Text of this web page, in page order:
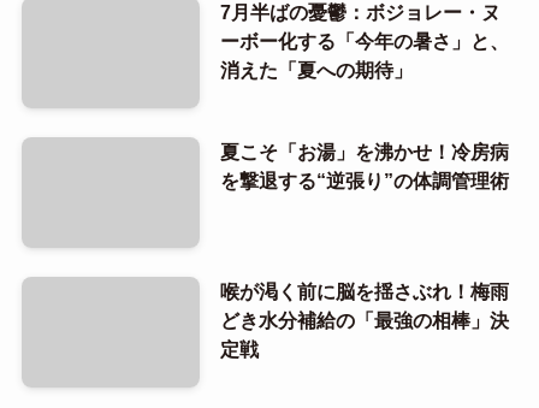
7月半ばの憂鬱：ボジョレー・ヌ
ーボー化する「今年の暑さ」と、
消えた「夏への期待」
夏こそ「お湯」を沸かせ！冷房病
を撃退する“逆張り”の体調管理術
喉が渇く前に脳を揺さぶれ！梅雨
どき水分補給の「最強の相棒」決
定戦